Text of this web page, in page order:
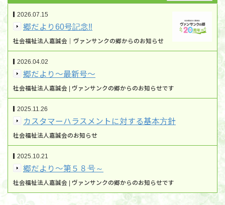
2026.07.15
郷だより60号記念‼
社会福祉法人嘉誠会｜ヴァンサンクの郷からのお知らせ
2026.04.02
郷だより～最新号～
社会福祉法人嘉誠会 | ヴァンサンクの郷からのお知らせです
2025.11.26
カスタマーハラスメントに対する基本方針
社会福祉法人嘉誠会のお知らせ
2025.10.21
郷だより～第５８号～
社会福祉法人嘉誠会 | ヴァンサンクの郷からのお知らせです